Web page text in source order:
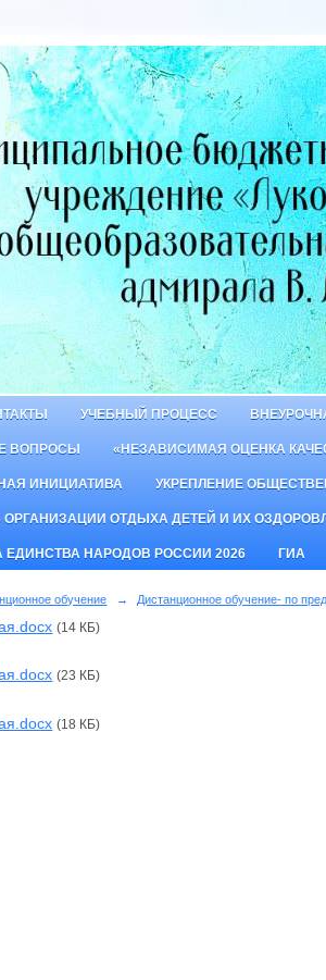
УЧЕБНЫЙ ПРОЦЕСС
ВОПРОСЫ «НЕЗАВИСИМАЯ ОЦЕНКА
ИНИЦИАТИВА УКРЕПЛЕНИЕ
ОТДЫХА ДЕТЕЙ И ИХ
ЕДИНСТВА НАРОДОВ РОССИИ 2026 ГИА
обучение → Дистанционное обучение- по
(14 КБ)
(23 КБ)
(18 КБ)